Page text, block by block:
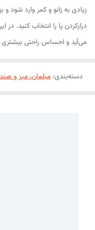
زیادی به زانو و کمر وارد شود
دراز‌کردن پا را انتخاب کنید.
می‌آید و احساس راحتی
دسته‌بندی: مبلمان، میز و